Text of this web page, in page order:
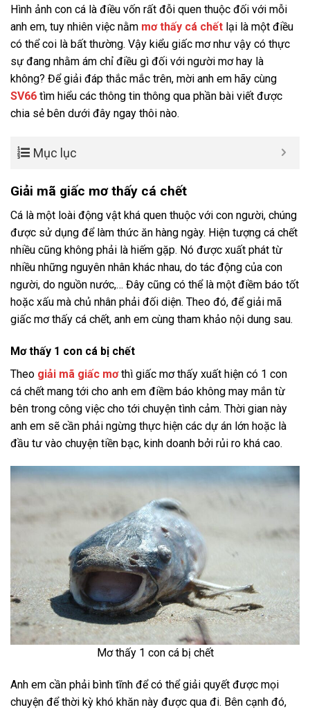
Hình ảnh con cá là điều vốn rất đỗi quen thuộc đối với mỗi
anh em, tuy nhiên việc nằm mơ thấy cá chết lại là một điều
có thể coi là bất thường. Vậy kiểu giấc mơ như vậy có thực
sự đang nhằm ám chỉ điều gì đối với người mơ hay là
không? Để giải đáp thắc mắc trên, mời anh em hãy cùng
SV66 tìm hiểu các thông tin thông qua phần bài viết được
chia sẻ bên dưới đây ngay thôi nào.
Mục lục
Giải mã giấc mơ thấy cá chết
Cá là một loài động vật khá quen thuộc với con người, chúng
được sử dụng để làm thức ăn hàng ngày. Hiện tượng cá chết
nhiều cũng không phải là hiếm gặp. Nó được xuất phát từ
nhiều những nguyên nhân khác nhau, do tác động của con
người, do nguồn nước,… Đây cũng có thể là một điềm báo tốt
hoặc xấu mà chủ nhân phải đối diện. Theo đó, để giải mã
giấc mơ thấy cá chết, anh em cùng tham khảo nội dung sau.
Mơ thấy 1 con cá bị chết
Theo giải mã giấc mơthì giấc mơ thấy xuất hiện có 1 con
cá chết mang tới cho anh em điềm báo không may mắn từ
bên trong công việc cho tới chuyện tình cảm. Thời gian này
anh em sẽ cần phải ngừng thực hiện các dự án lớn hoặc là
đầu tư vào chuyện tiền bạc, kinh doanh bởi rủi ro khá cao.
Mơ thấy 1 con cá bị chết
Anh em cần phải bình tĩnh để có thể giải quyết được mọi
chuyện để thời kỳ khó khăn này được qua đi. Bên cạnh đó,